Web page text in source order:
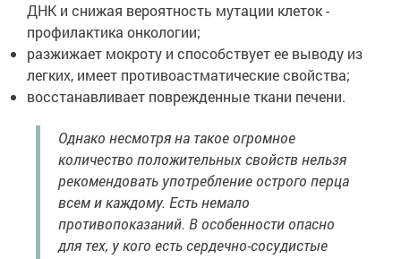
ДНК и снижая вероятность мутации клеток -
профилактика онкологии;
разжижает мокроту и способствует ее выводу из
легких, имеет противоастматические свойства;
восстанавливает поврежденные ткани печени.
Однако несмотря на такое огромное
количество положительных свойств нельзя
рекомендовать употребление острого перца
всем и каждому. Есть немало
противопоказаний. В особенности опасно
для тех, у кого есть сердечно-сосудистые